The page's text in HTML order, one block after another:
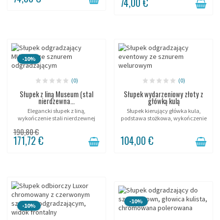
hauteur de 45cm, ce modèle
séparation subtile autour de vos...
-10%
(0)
Słupek z liną Museum (stal
nierdzewna...
Elegancki słupek z liną,
wykończenie stali nierdzewnej
linami Ø38mm.
190,80 €
171,72 €
(0)
Słupek wydarzeniowy złoty z
główką kulą
Słupek kierujący główka kula,
podstawa stożkowa, wykończenie
104,00 €
-10%
-10%